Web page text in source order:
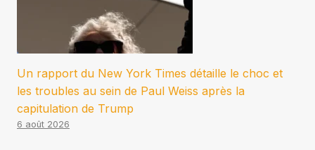
Un rapport du New York Times détaille le choc et
les troubles au sein de Paul Weiss après la
capitulation de Trump
6 août 2026